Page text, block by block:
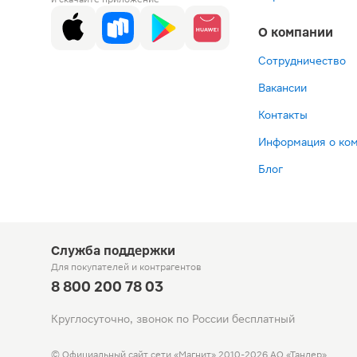
О компании
Сотрудничество
Вакансии
Контакты
Информация о
Блог
Служба поддержки
Для покупателей и контрагентов
8 800 200 78 03
Круглосуточно, звонок по России бесплатный
© Официальный сайт сети «Магнит». 2010-2026 АО «Тандер»